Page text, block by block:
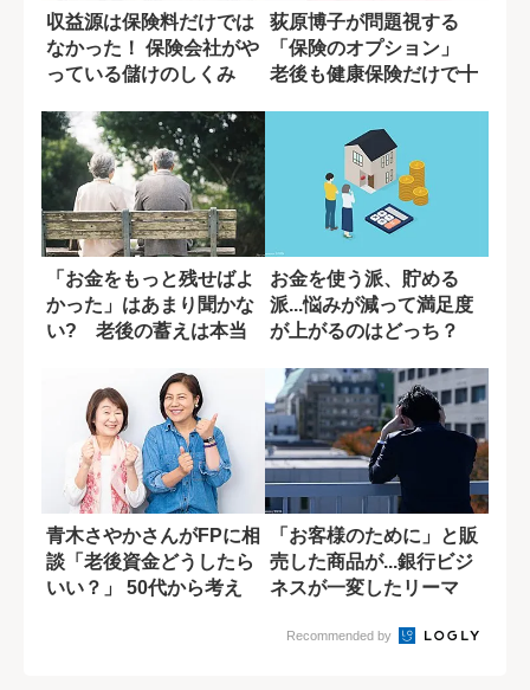
収益源は保険料だけでは
なかった！ 保険会社がや
っている儲けのしくみ
荻原博子が問題視する
「保険のオプション」
老後も健康保険だけで十
「お金をもっと残せばよ
かった」はあまり聞かな
い? 老後の蓄えは本当
お金を使う派、貯める
派...悩みが減って満足度
が上がるのはどっち？
青木さやかさんがFPに相
談「老後資金どうしたら
いい？」 50代から考え
「お客様のために」と販
売した商品が...銀行ビジ
ネスが一変したリーマ
Recommended by